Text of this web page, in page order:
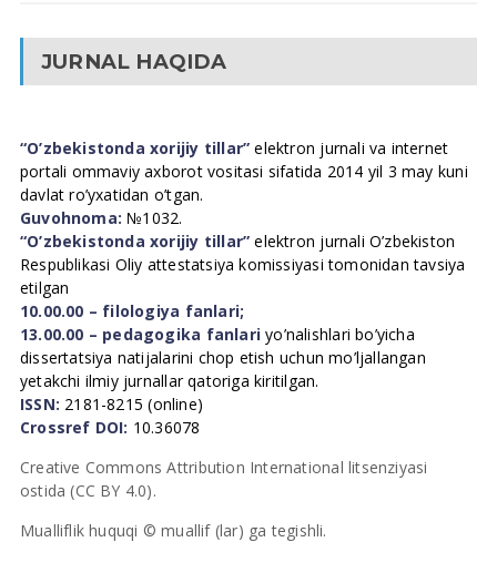
JURNAL HAQIDA
“O’zbekistonda xorijiy tillar” elektron jurnali va internet
portali ommaviy axborot vositasi sifatida 2014 yil 3 may kuni
davlat ro’yxatidan o’tgan.
Guvohnoma: №1032.
“O’zbekistonda xorijiy tillar” elektron jurnali O’zbekiston
Respublikasi Oliy attestatsiya komissiyasi tomonidan tavsiya
etilgan
10.00.00 – filologiya fanlari;
13.00.00 – pedagogika fanlari yo’nalishlari bo’yicha
dissertatsiya natijalarini chop etish uchun mo’ljallangan
yetakchi ilmiy jurnallar qatoriga kiritilgan.
ISSN: 2181-8215 (online)
Crossref DOI: 10.36078
Creative Commons Attribution International litsenziyasi
ostida (CC BY 4.0).
Mualliflik huquqi © muallif (lar) ga tegishli.